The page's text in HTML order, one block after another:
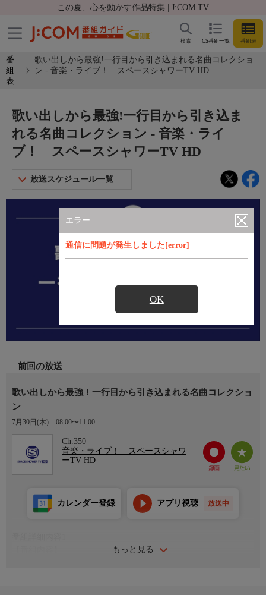
この夏、心を動かす作品特集 | J:COM TV
CS番組一覧 番組表
検索
番
組
表
歌い出しから最強!一行目から引き込まれる名曲コレクショ
ン - 音楽・ライブ！ スペースシャワーTV HD
エラー
通信に問題が発生しました[error]
OK
歌い出しから最強!一行目から引き込ま
れる名曲コレクション - 音楽・ライ
ブ！ スペースシャワーTV HD
放送スケジュール一覧
前回の放送
歌い出しから最強！一行目から引き込まれる名曲コレクショ
ン
7月30日(木) 08:00〜11:00
Ch.350
音楽・ライブ！ スペースシャワ
ーTV HD
もっと見る
カレンダー登録 アプリ視聴 放送中